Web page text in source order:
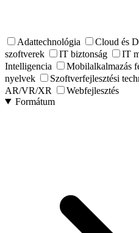
Adattechnológia Cloud és
szoftverek
IT biztonság IT
Intelligencia
Mobilalkalmazás
nyelvek
Szoftverfejlesztési
AR/VR/XR
Webfejlesztés
Formátum